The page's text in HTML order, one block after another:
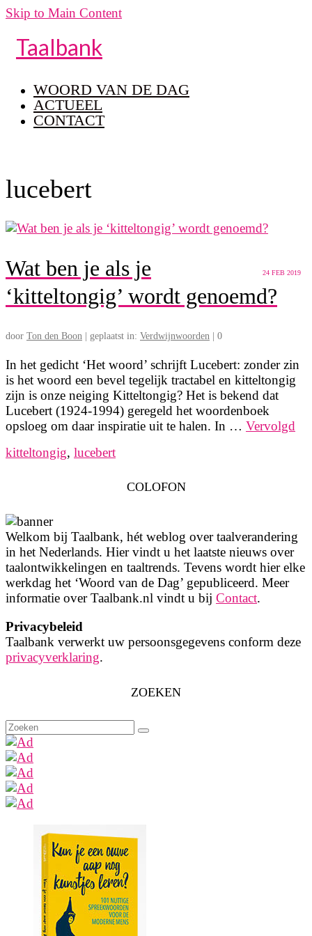
Skip to Main Content
Taalbank
WOORD VAN DE DAG
ACTUEEL
CONTACT
lucebert
24 FEB 2019
Wat ben je als je
‘kitteltongig’ wordt genoemd?
door Ton den Boon geplaatst in: Verdwijnwoorden 0
In het gedicht ‘Het woord’ schrijft Lucebert: zonder zin
is het woord een bevel tegelijk tractabel en kitteltongig
zijn is onze neiging Kitteltongig? Het is bekend dat
Lucebert (1924-1994) geregeld het woordenboek
opsloeg om daar inspiratie uit te halen. In … Vervolgd
kitteltongig, lucebert
COLOFON
Welkom bij Taalbank, hét weblog over taalverandering
in het Nederlands. Hier vindt u het laatste nieuws over
taalontwikkelingen en taaltrends. Tevens wordt hier elke
werkdag het ‘Woord van de Dag’ gepubliceerd. Meer
informatie over Taalbank.nl vindt u bij Contact.
Privacybeleid
Taalbank verwerkt uw persoonsgegevens conform deze
privacyverklaring.
ZOEKEN
Zoeken
naar: